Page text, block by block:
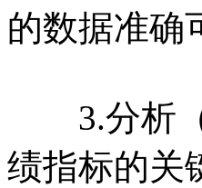
的数据准确
3.分析（
绩指标的关